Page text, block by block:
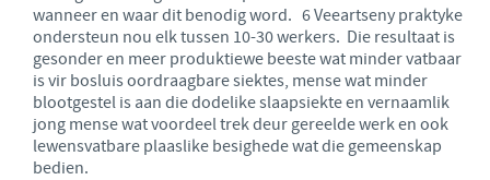
wanneer en waar dit benodig word. 6 Veeartseny praktyke
ondersteun nou elk tussen 10-30 werkers. Die resultaat is
gesonder en meer produktiewe beeste wat minder vatbaar
is vir bosluis oordraagbare siektes, mense wat minder
blootgestel is aan die dodelike slaapsiekte en vernaamlik
jong mense wat voordeel trek deur gereelde werk en ook
lewensvatbare plaaslike besighede wat die gemeenskap
bedien.